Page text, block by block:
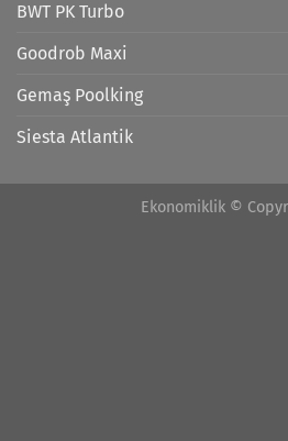
BWT PK Turbo
Goodrob Maxi
Gemaş Poolking
Siesta Atlantik
Ekonomiklik ©